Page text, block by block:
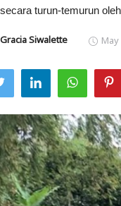
turun-temurun
Siwalette